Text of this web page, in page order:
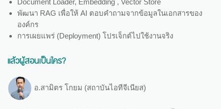
Document Loader, Embedding , Vector Store
พัฒนา RAG เพื่อให้ AI ตอบคำถามจากข้อมูลในเอกสารของ
องค์กร
การเผยแพร่ (Deployment) โปรเจ็กต์ไปใช้งานจริง
แล้วผู้สอนเป็นใคร?
อ.สามิตร โกยม (สถาบันไอทีจีเนียส)